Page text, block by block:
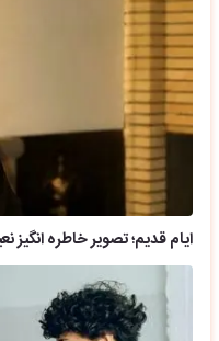
ایام قدیم؛ تصویر خاطره